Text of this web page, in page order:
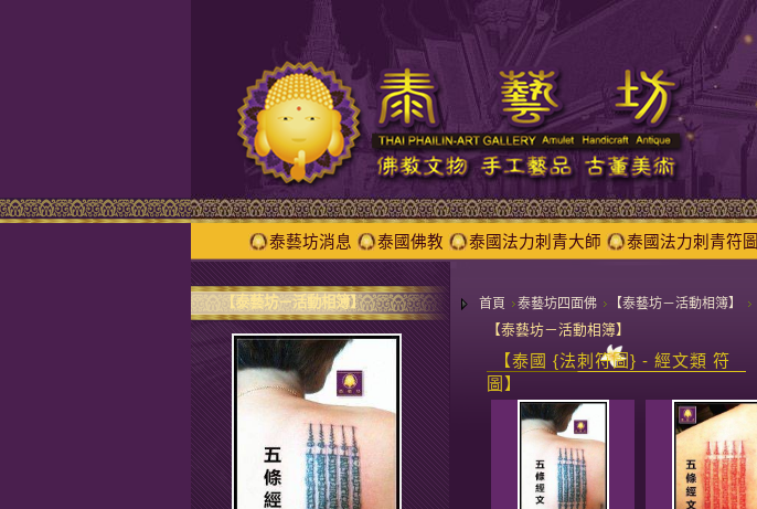
泰藝坊消息 泰國佛教 泰國法力刺青大師 泰國法力刺青符圖
首頁 泰藝坊四面佛 【泰藝坊－活動相簿】
【泰藝坊－活動相簿】
【泰藝坊－活動相簿】
【泰國 {法刺符圖} - 經文類 符
圖】